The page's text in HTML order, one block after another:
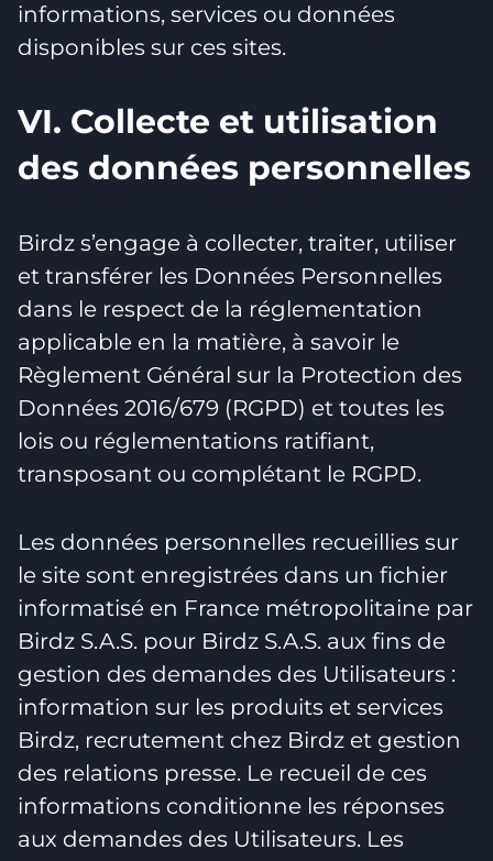
informations, services ou données
disponibles sur ces sites.
VI. Collecte et utilisation
des données personnelles
Birdz s’engage à collecter, traiter, utiliser
et transférer les Données Personnelles
dans le respect de la réglementation
applicable en la matière, à savoir le
Règlement Général sur la Protection des
Données 2016/679 (RGPD) et toutes les
lois ou réglementations ratifiant,
transposant ou complétant le RGPD.
Les données personnelles recueillies sur
le site sont enregistrées dans un fichier
informatisé en France métropolitaine par
Birdz S.A.S. pour Birdz S.A.S. aux fins de
gestion des demandes des Utilisateurs :
information sur les produits et services
Birdz, recrutement chez Birdz et gestion
des relations presse. Le recueil de ces
informations conditionne les réponses
aux demandes des Utilisateurs. Les